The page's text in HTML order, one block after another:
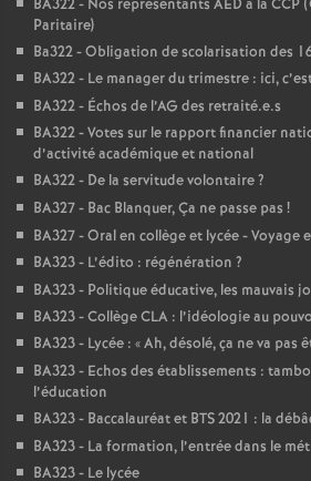
BA322 - Nos représentants AED à la
Paritaire)
Ba322 - Obligation de scolarisation des
BA322 - Le manager du trimestre : ici,
BA322 - Échos de l’AG des retraité.e.s
BA322 - Votes sur le rapport financier
d’activité académique et national
BA322 - De la servitude volontaire?
BA327 - Bac Blanquer, Ça ne passe pas !
BA327 - Oral en collège et lycée - Voyage
BA323 - L’édito : régénération ?
BA323 - Politique éducative, les mauvais
BA323 - Collège CLA : l’idéologie au
BA323 - Lycée : «Ah, désolé, ça ne va pas
BA323 - Echos des établissements :
l’éducation
BA323 - Baccalauréat et BTS 2021 : la
BA323 - La formation, l’entrée dans le
BA323 - Le lycée